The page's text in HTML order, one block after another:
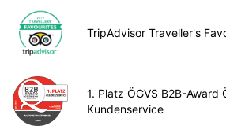
TripAdvisor Traveller's
1. Platz ÖGVS B2B-
Kundenservice